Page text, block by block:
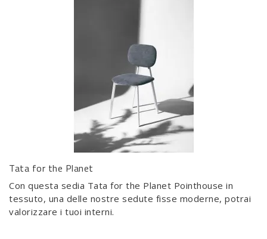
Tata for the Planet
Con questa sedia Tata for the Planet Pointhouse in
tessuto, una delle nostre sedute fisse moderne, potrai
valorizzare i tuoi interni.